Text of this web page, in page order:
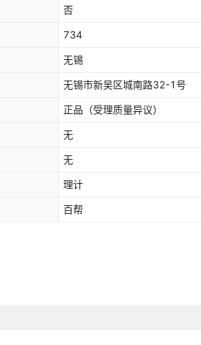
否
734
无锡
无锡市新吴区城南路32-1号
正品（受理质量异议）
无
无
理计
百帮